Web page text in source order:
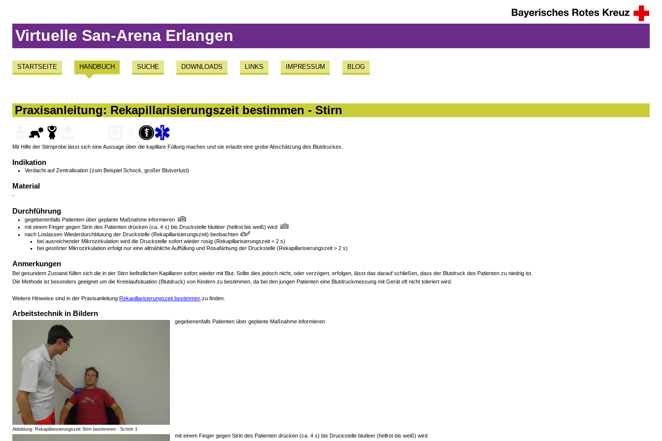
Virtuelle San-Arena Erlangen
STARTSEITE HANDBUCH SUCHE DOWNLOADS LINKS IMPRESSUM BLOG
Praxisanleitung: Rekapillarisierungszeit bestimmen - Stirn
Mit Hilfe der Stirnprobe lässt sich eine Aussage über die kapillare Füllung machen und sie erlaubt eine grobe Abschätzung des Blutdruckes.
Indikation
Verdacht auf Zentralisation (zum Beispiel Schock, großer Blutverlust)
Material
-
Durchführung
gegebenenfalls Patienten über geplante Maßnahme informieren
mit einem Finger gegen Strin des Patienten drücken (ca. 4 s) bis Druckstelle blutleer (hellrot bis weiß) wird
nach Loslassen Wiederdurchblutung der Druckstelle (Rekapillarisierungszeit) beobachten
bei ausreichender Mikrozirkulation wird die Druckstelle sofort wieder rosig (Rekapillarisierungszeit < 2 s)
bei gestörter Mikrozirkulation erfolgt nur eine allmähliche Auffüllung und Rosafärbung der Druckstelle (Rekapillarisierungszeit > 2 s)
Anmerkungen
Bei gesundem Zustand füllen sich die in der Stirn befindlichen Kapillaren sofort wieder mit Blut. Sollte dies jedoch nicht, oder verzögert, erfolgen, lässt das darauf schließen, dass der Blutdruck des Patienten zu niedrig ist.
Die Methode ist besonders geeignet um die Kreislaufsituation (Blutdruck) von Kindern zu bestimmen, da bei den jungen Patienten eine Blutdruckmessung mit Gerät oft nicht toleriert wird.
Weitere Hinweise sind in der Praxisanleitung Rekapillarisierungszeit bestimmen zu finden.
Arbeitstechnik in Bildern
Abbildung: Rekapillarisierungszeit Stirn bestimmen - Schritt 1
gegebenenfalls Patienten über geplante Maßnahme informieren
mit einem Finger gegen Strin des Patienten drücken (ca. 4 s) bis Druckstelle blutleer (hellrot bis weiß) wird